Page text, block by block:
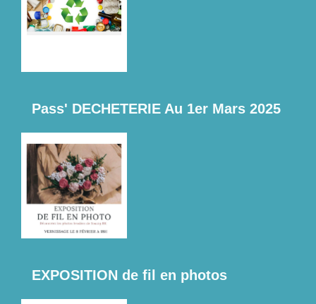
Pass' DECHETERIE Au 1er Mars 2025
EXPOSITION de fil en photos